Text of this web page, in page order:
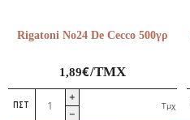
Rigatoni No24 De Cecco 500γρ
1,89€/ΤΜΧ
Rigatoni
Τμχ